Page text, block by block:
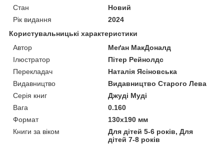
Стан
Новий
Рік видання
2024
Користувальницькі характеристики
Автор
Меґан МакДоналд
Ілюстратор
Пітер Рейнолдс
Перекладач
Наталія Ясіновська
Видавництво
Видавництво Старого Лева
Серія книг
Джуді Муді
Вага
0.160
Формат
130x190 мм
Книги за віком
Для дітей 5-6 років, Для
дітей 7-8 років